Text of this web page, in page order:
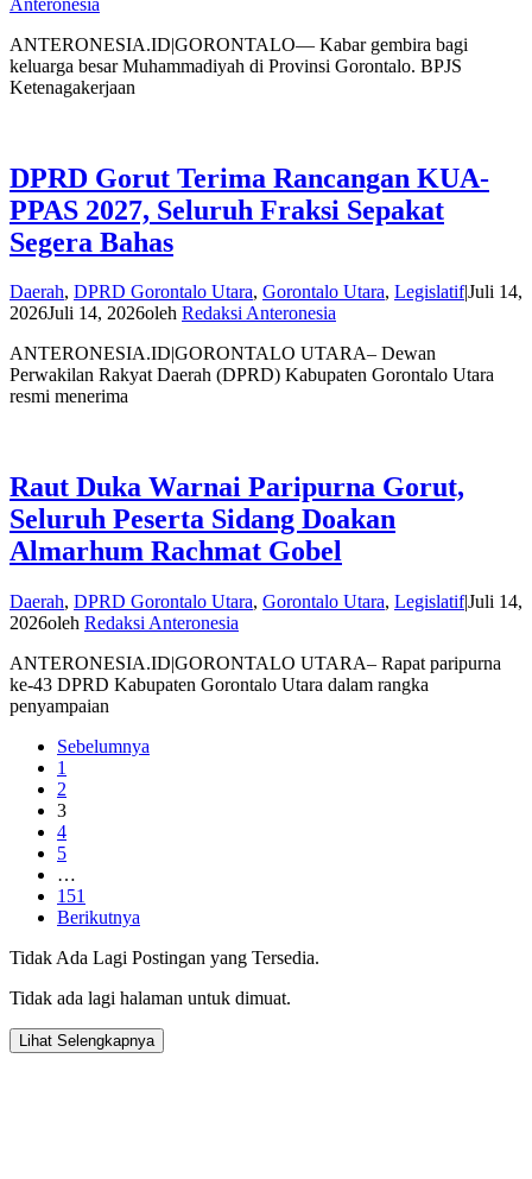
ANTERONESIA.ID|GORONTALO— Kabar gembira bagi
keluarga besar Muhammadiyah di Provinsi Gorontalo. BPJS
Ketenagakerjaan
DPRD Gorut Terima Rancangan KUA-
PPAS 2027, Seluruh Fraksi Sepakat
Segera Bahas
Daerah, DPRD Gorontalo Utara, Gorontalo Utara, Legislatif|Juli 14,
2026Juli 14, 2026oleh Redaksi Anteronesia
ANTERONESIA.ID|GORONTALO UTARA– Dewan
Perwakilan Rakyat Daerah (DPRD) Kabupaten Gorontalo Utara
resmi menerima
Raut Duka Warnai Paripurna Gorut,
Seluruh Peserta Sidang Doakan
Almarhum Rachmat Gobel
Daerah, DPRD Gorontalo Utara, Gorontalo Utara, Legislatif|Juli 14,
2026oleh Redaksi Anteronesia
ANTERONESIA.ID|GORONTALO UTARA– Rapat paripurna
ke-43 DPRD Kabupaten Gorontalo Utara dalam rangka
penyampaian
Sebelumnya
1
2
3
4
5
…
151
Berikutnya
Tidak Ada Lagi Postingan yang Tersedia.
Tidak ada lagi halaman untuk dimuat.
Lihat Selengkapnya